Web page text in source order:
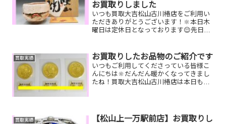
お買取りしました
いつも買取大吉松山古川椿店をご利用い
ただきありがとうございます！🔆本日木
曜日は定休日となっております😌先日お
お家で眠っているお品物はございません
か？ぜひ買取大吉松山...
買取実績 お買取りしたお品物のご紹介です
いつもご利用してくださっている皆様こ
んにちは🔆だんだん暖かくなってきまし
たね！買取大吉松山古川椿店は本日も元
ひ！買取大吉松山古川椿店...
買取実績
【松山上一万駅前店】お買取りし